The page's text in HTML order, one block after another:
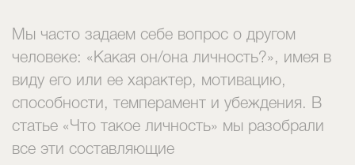
Мы часто задаем себе вопрос о другом
человеке: «Какая он/она личность?», имея в
виду его или ее характер, мотивацию,
способности, темперамент и убеждения. В
статье «Что такое личность» мы разобрали
все эти составляющие